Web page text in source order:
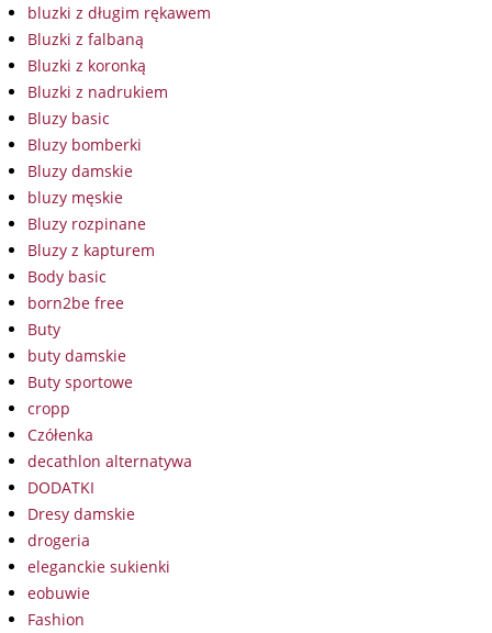
bluzki z długim rękawem
Bluzki z falbaną
Bluzki z koronką
Bluzki z nadrukiem
Bluzy basic
Bluzy bomberki
Bluzy damskie
bluzy męskie
Bluzy rozpinane
Bluzy z kapturem
Body basic
born2be free
Buty
buty damskie
Buty sportowe
cropp
Czółenka
decathlon alternatywa
DODATKI
Dresy damskie
drogeria
eleganckie sukienki
eobuwie
Fashion